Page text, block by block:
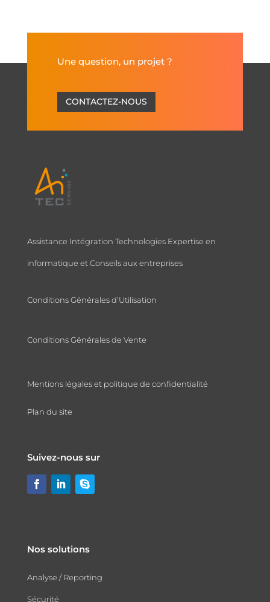
Une question, un projet ?
CONTACTEZ-NOUS
Assistance Intégration Technologies Expertise en
informatique et Conseils aux entreprises
Conditions Générales d’Utilisation
Conditions Générales de Vente
Mentions légales et politique de confidentialité
Plan du site
Suivez-nous sur
Nos solutions
Analyse / Reporting
Sécurité